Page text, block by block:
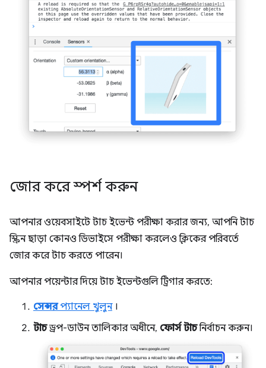
জোর করে স্পর্শ করুন
আপনার ওয়েবসাইটে টাচ ইভেন্ট পরীক্ষা করার জন্য, আপনি টাচ
স্ক্রিন ছাড়া কোনও ডিভাইসে পরীক্ষা করলেও ক্লিকের পরিবর্তে
জোর করে টাচ করতে পারেন।
আপনার পয়েন্টার দিয়ে টাচ ইভেন্টগুলি ট্রিগার করতে:
সেন্সরপ্যানেল খুলুন।
টাচড্রপ-ডাউন তালিকার অধীনে, ফোর্স টাচনির্বাচন করুন।